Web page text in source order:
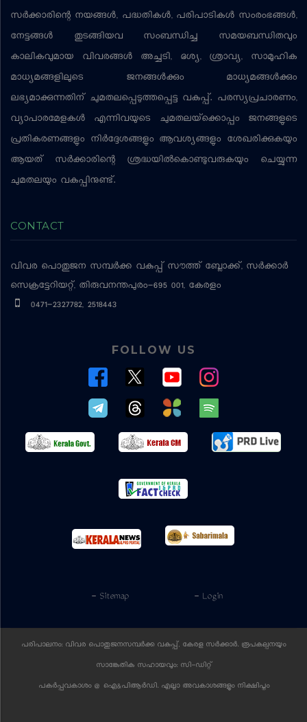
സര്‍ക്കാരിന്റെ നയങ്ങള്‍, പദ്ധതികള്‍, പരിപാടികള്‍ സംരംഭങ്ങള്‍,
നേട്ടങ്ങള്‍ തുടങ്ങിയവ സംബന്ധിച്ച സമയബന്ധിതവും
കാലികവുമായ വിവരങ്ങള്‍ അച്ചടി, ദൃശ്യ, ശ്രാവ്യ, സാമൂഹിക
മാധ്യമങ്ങളിലൂടെ ജനങ്ങള്‍ക്കും മാധ്യമങ്ങള്‍ക്കും
ലഭ്യമാക്കുന്നതിന് ചുമതലപ്പെടുത്തപ്പെട്ട വകുപ്പ്. പരസ്യപ്രചാരണം,
വ്യാപാരമേളകള്‍ എന്നിവയുടെ ചുമതലയ്‌ക്കൊപ്പം ജനങ്ങളുടെ
പ്രതികരണങ്ങളും നിര്‍ദ്ദേശങ്ങളും ആവശ്യങ്ങളും ശേഖരിക്കുകയും
ആയത് സര്‍ക്കാരിന്റെ ശ്രദ്ധയില്‍കൊണ്ടുവരുകയും ചെയ്യുന്ന
ചുമതലയും വകുപ്പിനുണ്ട്.
CONTACT
വിവര പൊതുജന സമ്പര്‍ക്ക വകുപ്പ് സൗത്ത് ബ്ലോക്ക്, സര്‍ക്കാര്‍
സെക്രട്ടേറിയറ്റ്, തിരുവനന്തപുരം-695 001, കേരളം
0471-2327782, 2518443
FOLLOW US
- Login
- Sitemap
പരിപാലനം: വിവര പൊതുജനസമ്പര്‍ക്ക വകുപ്പ്, കേരള സര്‍ക്കാര്‍. രൂപകല്പനയും
സാങ്കേതിക സഹായവും: സി-ഡിറ്റ്
പകര്‍പ്പവകാശം @ ഐ&പിആര്‍ഡി. എല്ലാ അവകാശങ്ങളും നിക്ഷിപ്തം